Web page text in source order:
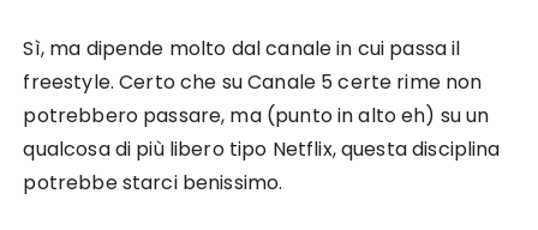
Sì, ma dipende molto dal canale in cui passa il
freestyle. Certo che su Canale 5 certe rime non
potrebbero passare, ma (punto in alto eh) su un
qualcosa di più libero tipo Netflix, questa disciplina
potrebbe starci benissimo.